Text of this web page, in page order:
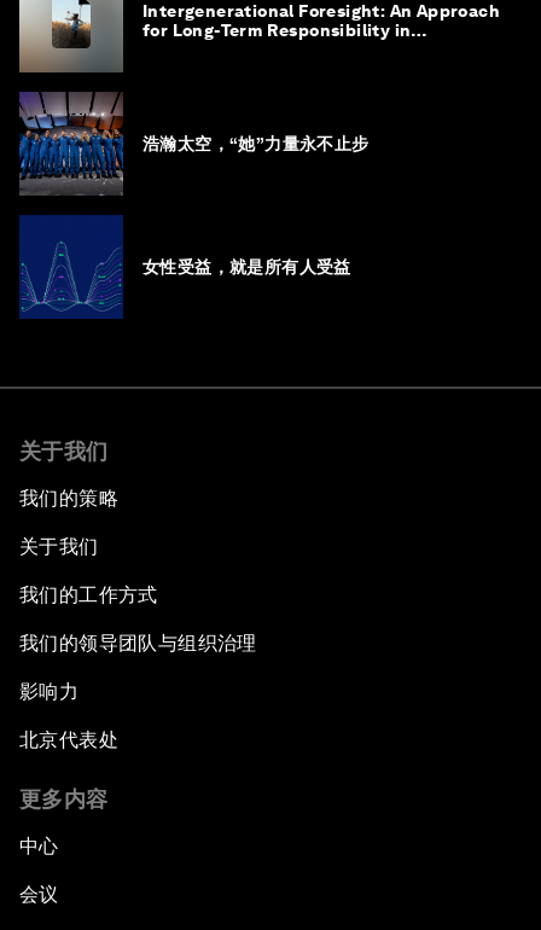
Intergenerational Foresight: An Approach
for Long-Term Responsibility in
浩瀚太空，“她”力量永不止步
女性受益，就是所有人受益
关于我们
我们的策略
关于我们
我们的工作方式
我们的领导团队与组织治理
影响力
北京代表处
更多内容
中心
会议